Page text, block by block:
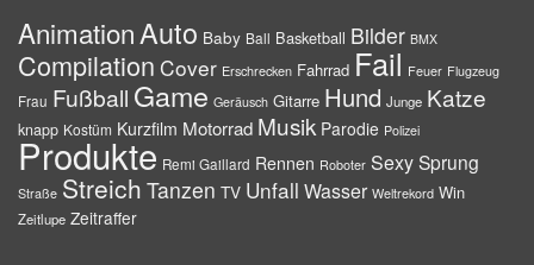
AnimationAuto Baby Ball Basketball Bilder BMX
Compilation Cover Erschrecken Fahrrad Fail Feuer Flugzeug
Frau Fußball Game Geräusch Gitarre Hund Junge Katze
knapp Kostüm Kurzfilm Motorrad Musik Parodie Polizei
Produkte Remi Gaillard Rennen Roboter SexySprung
Straße Streich Tanzen TV Unfall Wasser Weltrekord Win
Zeitlupe Zeitraffer